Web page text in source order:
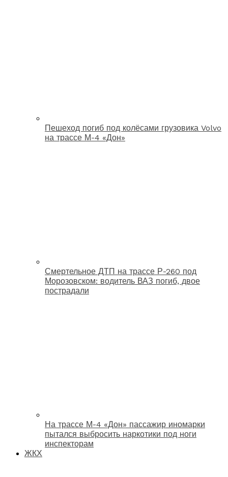
Пешеход погиб под колёсами грузовика Volvo
на трассе М-4 «Дон»
Смертельное ДТП на трассе Р-260 под
Морозовском: водитель ВАЗ погиб, двое
пострадали
На трассе М-4 «Дон» пассажир иномарки
пытался выбросить наркотики под ноги
инспекторам
ЖКХ